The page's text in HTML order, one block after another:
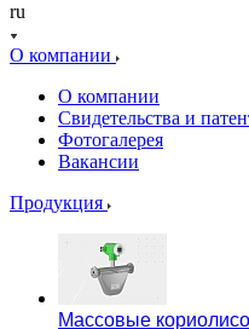
ru
О компании
О компании
Свидетельства и
Фотогалерея
Вакансии
Продукция
Массовые